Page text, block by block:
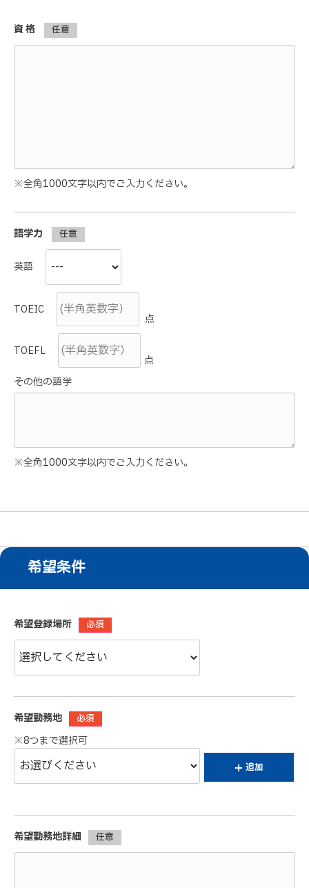
資 格 任意
※全角1000文字以内でご入力ください。
語学力 任意
英語
TOEIC
点
TOEFL
点
その他の語学
※全角1000文字以内でご入力ください。
希望条件
希望登録場所 必須
希望勤務地 必須
※8つまで選択可
追加
希望勤務地詳細 任意